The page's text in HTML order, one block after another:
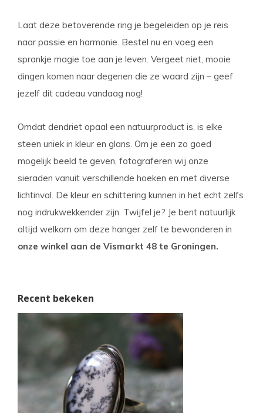
Laat deze betoverende ring je begeleiden op je reis
naar passie en harmonie. Bestel nu en voeg een
sprankje magie toe aan je leven. Vergeet niet, mooie
dingen komen naar degenen die ze waard zijn – geef
jezelf dit cadeau vandaag nog!
Omdat dendriet opaal een natuurproduct is, is elke
steen uniek in kleur en glans. Om je een zo goed
mogelijk beeld te geven, fotograferen wij onze
sieraden vanuit verschillende hoeken en met diverse
lichtinval. De kleur en schittering kunnen in het echt zelfs
nog indrukwekkender zijn. Twijfel je? Je bent natuurlijk
altijd welkom om deze hanger zelf te bewonderen in
onze winkel aan de Vismarkt 48 te Groningen.
Recent bekeken